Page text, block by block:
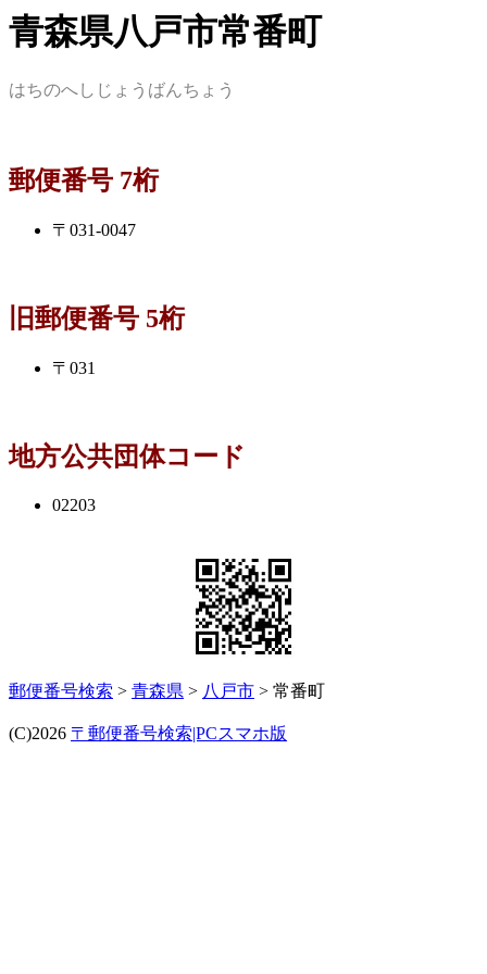
青森県八戸市常番町
はちのへしじょうばんちょう
郵便番号 7桁
〒031-0047
旧郵便番号 5桁
〒031
地方公共団体コード
02203
郵便番号検索 > 青森県 > 八戸市 > 常番町
(C)2026 〒郵便番号検索|PCスマホ版